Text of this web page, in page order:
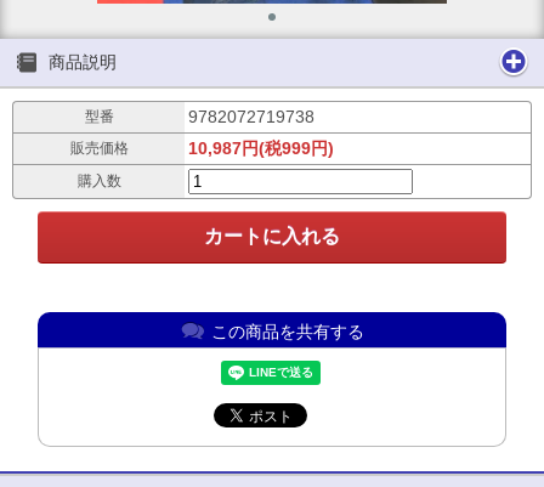
商品説明
型番 9782072719738
販売価格 10,987円(税999円)
購入数
この商品を共有する